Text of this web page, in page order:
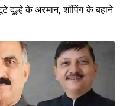
दूल्हे के अरमान, शॉपिंग के बहाने